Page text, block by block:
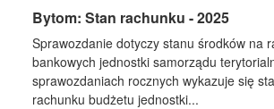
Bytom: Stan rachunku - 2025
Sprawozdanie dotyczy stanu środków na
bankowych jednostki samorządu
sprawozdaniach rocznych wykazuje się
rachunku budżetu jednostki...